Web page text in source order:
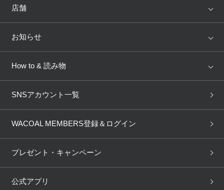
よくあるご質問
トピックス
WACOAL
AMPHI une nana cool
OUR WACOAL
WACOAL Remamma Mens Innerwear
Licensed Brands
店舗
店舗を探す
ブラ無料診断
3Dボディスキャン
お知らせ
新着情報
商品回収
ニュース＆トピックス
How to & 読み物
下着の基礎知識
ブラパン ワコールスタイル
大人の工場見学inベトナム
人間科学研究開発センター見
SNSアカウント一覧
WACOAL MEMBERS登録＆ログイン
プレゼント・キャンペーン
公式アプリ